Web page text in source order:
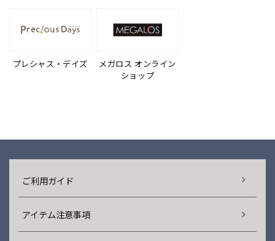
プレシャス・デイズ
メガロス オンライン
ショップ
ご利用ガイド
アイテム注意事項